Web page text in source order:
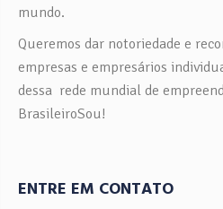
mundo.
Queremos dar notoriedade e
empresas e empresários
dessa rede mundial de
BrasileiroSou!
ENTRE EM CONTATO